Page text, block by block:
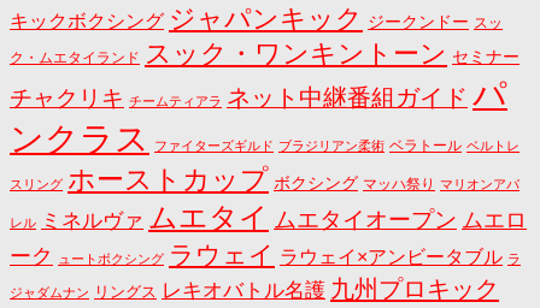
キックボクシング ジャパンキック ジークンドー スッ
ク・ムエタイランド スック・ワンキントーン セミナー
チャクリキ チームティアラ ネット中継番組ガイド パ
ンクラス
ファイターズギルド ブラジリアン柔術 ベラトール ベルトレ
スリング ホーストカップ ボクシング マッハ祭り マリオンアパ
レル ミネルヴァ ムエタイ ムエタイオープン ムエロ
ーク
ュートボクシング ラウェイ ラウェイ×アンビータブル ラ
ジャダムナン リングス レキオバトル名護 九州プロキック